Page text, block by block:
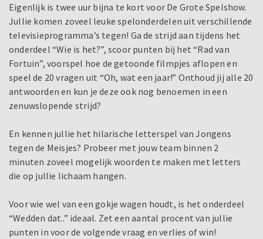
Eigenlijk is twee uur bijna te kort voor De Grote Spelshow.
Jullie komen zoveel leuke spelonderdelen uit verschillende
televisieprogramma’s tegen! Ga de strijd aan tijdens het
onderdeel “Wie is het?”, scoor punten bij het “Rad van
Fortuin”, voorspel hoe de getoonde filmpjes aflopen en
speel de 20 vragen uit “Oh, wat een jaar!” Onthoud jij alle 20
antwoorden en kun je deze ook nog benoemen in een
zenuwslopende strijd?
En kennen jullie het hilarische letterspel van Jongens
tegen de Meisjes? Probeer met jouw team binnen 2
minuten zoveel mogelijk woorden te maken met letters
die op jullie lichaam hangen.
Voor wie wel van een gokje wagen houdt, is het onderdeel
“Wedden dat..” ideaal. Zet een aantal procent van jullie
punten in voor de volgende vraag en verlies of win!